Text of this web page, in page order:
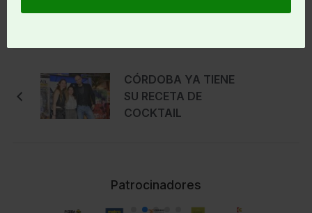
CÓRDOBA YA TIENE
SU RECETA DE
COCKTAIL
Patrocinadores